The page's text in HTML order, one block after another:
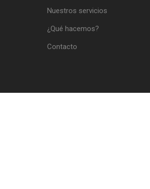
Nuestros servicios
¿Qué hacemos?
Contacto